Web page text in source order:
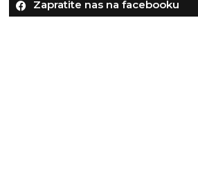
Zapratite nas na facebooku